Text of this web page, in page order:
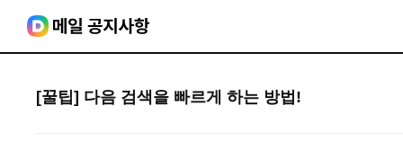
[꿀팁] 다음 검색을 빠르게 하는 방법!